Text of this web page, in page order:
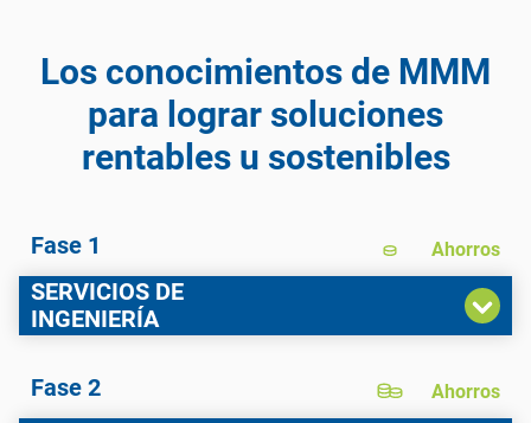
Los conocimientos de MMM
para lograr soluciones
rentables u sostenibles
Fase 1
SERVICIOS DE
INGENIERÍA
Ahorros
SERVICIOS
Fase 2
Ahorros